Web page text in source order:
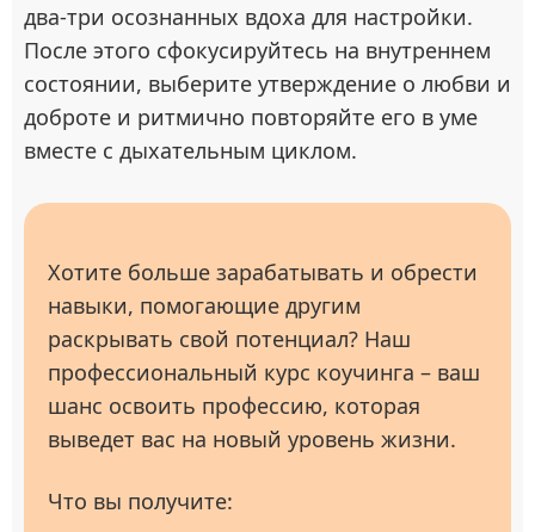
два-три осознанных вдоха для настройки.
После этого сфокусируйтесь на внутреннем
состоянии, выберите утверждение о любви и
доброте и ритмично повторяйте его в уме
вместе с дыхательным циклом.
Хотите больше зарабатывать и обрести
навыки, помогающие другим
раскрывать свой потенциал? Наш
профессиональный курс коучинга – ваш
шанс освоить профессию, которая
выведет вас на новый уровень жизни.
Что вы получите: